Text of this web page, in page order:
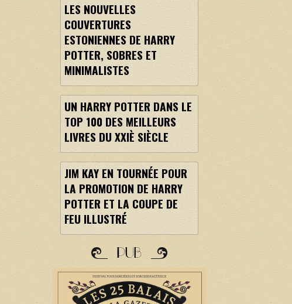
LES NOUVELLES
COUVERTURES
ESTONIENNES DE HARRY
POTTER, SOBRES ET
MINIMALISTES
UN HARRY POTTER DANS LE
TOP 100 DES MEILLEURS
LIVRES DU XXIÈ SIÈCLE
JIM KAY EN TOURNÉE POUR
LA PROMOTION DE HARRY
POTTER ET LA COUPE DE
FEU ILLUSTRÉ
PUB